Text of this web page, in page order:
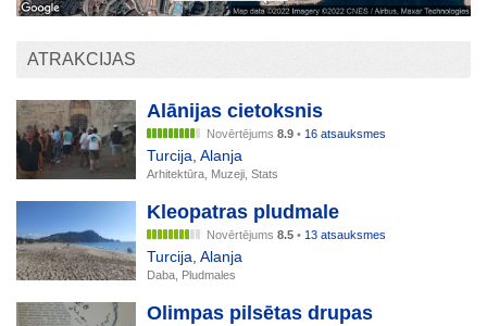
ATRAKCIJAS
Alānijas cietoksnis
Novērtējums 8.9 • 16 atsauksmes
Turcija Alanja
Arhitektūra, Muzeji, Stats
Kleopatras pludmale
Novērtējums 8.5 • 13 atsauksmes
Turcija Alanja
Daba, Pludmales
Olimpas pilsētas drupas